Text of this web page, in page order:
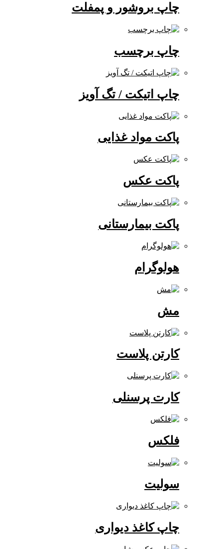
چاپ بروشور و پمفلت
چاپ برچسب
چاپ اتیکت / تگ آویز
پاکت مواد غذایی
پاکت عکس
پاکت بیمارستانی
هولوگرام
کارتن پلاست
کارت پرسنلی
چاپ کاغذ دیواری